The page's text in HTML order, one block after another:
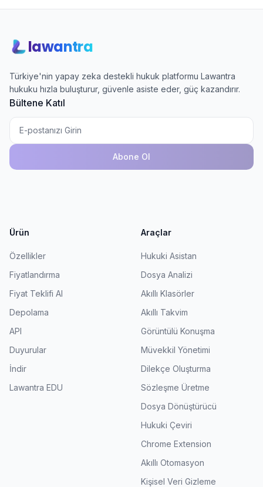
lawantra
Türkiye'nin yapay zeka destekli hukuk platformu Lawantra
hukuku hızla buluşturur, güvenle asiste eder, güç kazandırır.
Bültene Katıl
Abone Ol
Ürün
Özellikler
Fiyatlandırma
Fiyat Teklifi Al
Depolama
API
Duyurular
İndir
Lawantra EDU
Araçlar
Hukuki Asistan
Dosya Analizi
Akıllı Klasörler
Akıllı Takvim
Görüntülü Konuşma
Müvekkil Yönetimi
Dilekçe Oluşturma
Sözleşme Üretme
Dosya Dönüştürücü
Hukuki Çeviri
Chrome Extension
Akıllı Otomasyon
Kişisel Veri Gizleme